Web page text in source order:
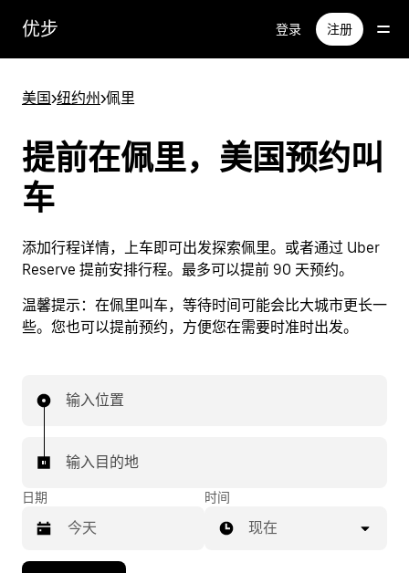
优步 登录 注册
美国>纽约州>佩里
提前在佩里，美国预约叫
车
添加行程详情，上车即可出发探索佩里。或者通过 Uber
Reserve 提前安排行程。最多可以提前 90 天预约。
温馨提示： 在佩里叫车，等待时间可能会比大城市更长一
些。您也可以提前预约，方便您在需要时准时出发。
输入位置
输入目的地
日期 时间
现在